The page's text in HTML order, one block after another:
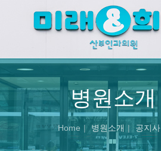
병원소개
Home 병원소개 공지